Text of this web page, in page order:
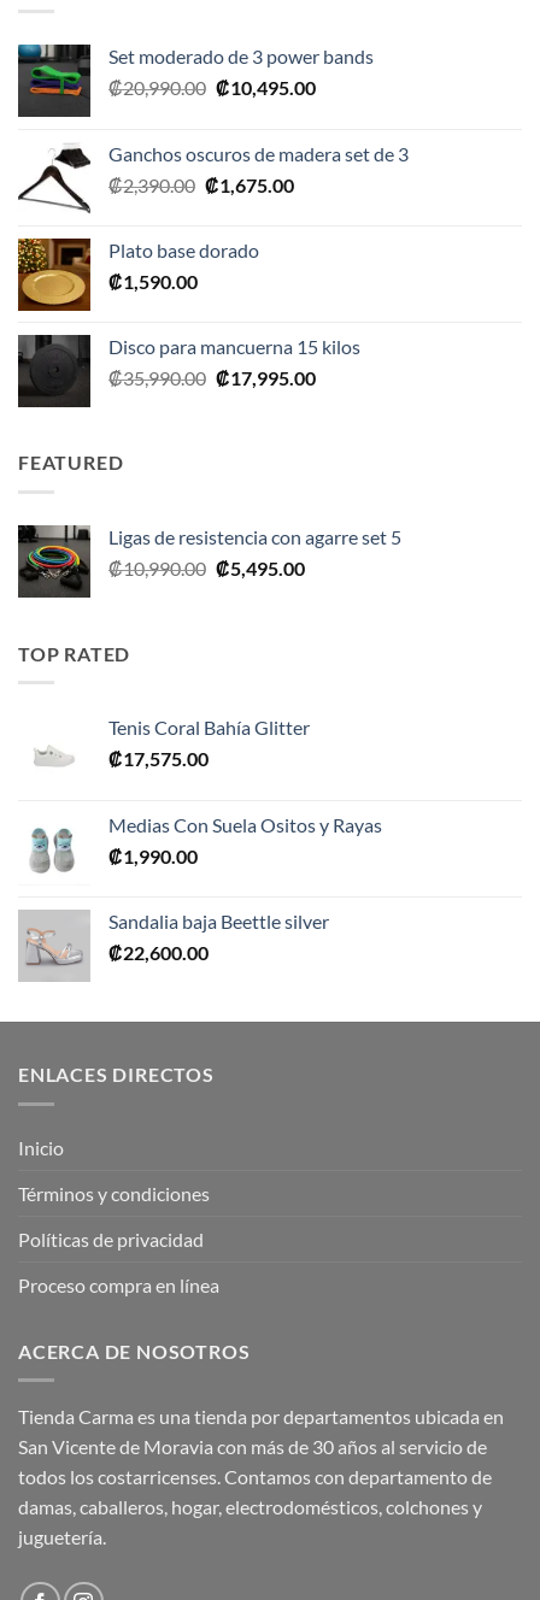
Set moderado de 3 power bands
₡20,990.00 El
era:
₡20,990.00.
₡10,495.00El
es:
Ganchos oscuros de madera set de 3
₡2,390.00 El
era:
₡1,675.00El
Plato base dorado
₡1,590.00
Disco para mancuerna 15 kilos
₡35,990.00 El
₡17,995.00El
FEATURED
Ligas de resistencia con agarre set 5
₡10,990.00 El
₡5,495.00El
TOP RATED
Tenis Coral Bahía Glitter
₡17,575.00
Medias Con Suela Ositos y Rayas
₡1,990.00
Sandalia baja Beettle silver
₡22,600.00
ENLACES DIRECTOS
Inicio
Términos y condiciones
Políticas de privacidad
Proceso compra en línea
ACERCA DE NOSOTROS
Tienda Carma es una tienda por departamentos ubicada en
San Vicente de Moravia con más de 30 años al servicio de
todos los costarricenses. Contamos con departamento de
damas, caballeros, hogar, electrodomésticos, colchones y
juguetería.